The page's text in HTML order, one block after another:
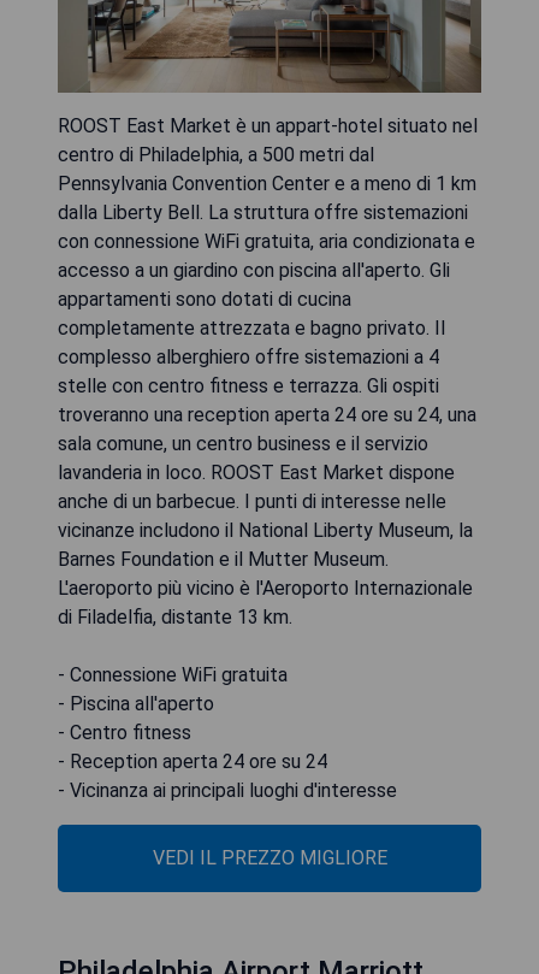
ROOST East Market è un appart-hotel situato nel
centro di Philadelphia, a 500 metri dal
Pennsylvania Convention Center e a meno di 1 km
dalla Liberty Bell. La struttura offre sistemazioni
con connessione WiFi gratuita, aria condizionata e
accesso a un giardino con piscina all'aperto. Gli
appartamenti sono dotati di cucina
completamente attrezzata e bagno privato. Il
complesso alberghiero offre sistemazioni a 4
stelle con centro fitness e terrazza. Gli ospiti
troveranno una reception aperta 24 ore su 24, una
sala comune, un centro business e il servizio
lavanderia in loco. ROOST East Market dispone
anche di un barbecue. I punti di interesse nelle
vicinanze includono il National Liberty Museum, la
Barnes Foundation e il Mutter Museum.
L'aeroporto più vicino è l'Aeroporto Internazionale
di Filadelfia, distante 13 km.
- Connessione WiFi gratuita
- Piscina all'aperto
- Centro fitness
- Reception aperta 24 ore su 24
- Vicinanza ai principali luoghi d'interesse
VEDI IL PREZZO MIGLIORE